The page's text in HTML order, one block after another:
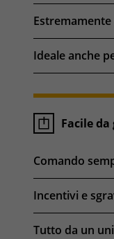
Estremamente
Ideale anche
Facile
Comando
Incentivi e
Tutto da un